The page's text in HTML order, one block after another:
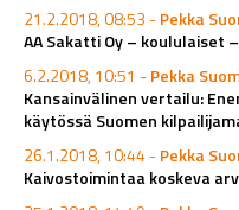
21.2.2018, 08:53 -Pekka
AA Sakatti Oy – koululaiset
6.2.2018, 10:51 -Pekka
Kansainvälinen vertailu:
käytössä Suomen
26.1.2018, 10:44 -Pekka
Kaivostoimintaa koskeva